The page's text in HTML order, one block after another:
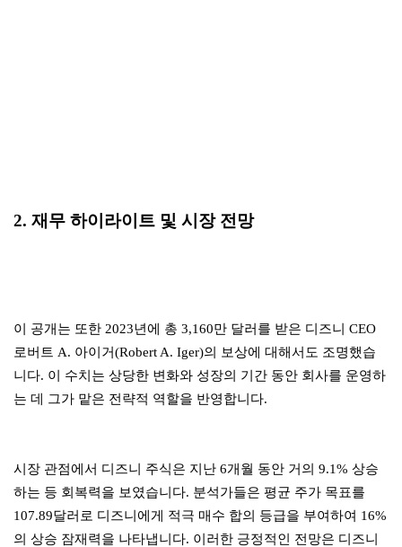
2. 재무 하이라이트 및 시장 전망
이 공개는 또한 2023년에 총 3,160만 달러를 받은 디즈니 CEO
로버트 A. 아이거(Robert A. Iger)의 보상에 대해서도 조명했습
니다. 이 수치는 상당한 변화와 성장의 기간 동안 회사를 운영하
는 데 그가 맡은 전략적 역할을 반영합니다.
시장 관점에서 디즈니 주식은 지난 6개월 동안 거의 9.1% 상승
하는 등 회복력을 보였습니다. 분석가들은 평균 주가 목표를
107.89달러로 디즈니에게 적극 매수 합의 등급을 부여하여 16%
의 상승 잠재력을 나타냅니다. 이러한 긍정적인 전망은 디즈니